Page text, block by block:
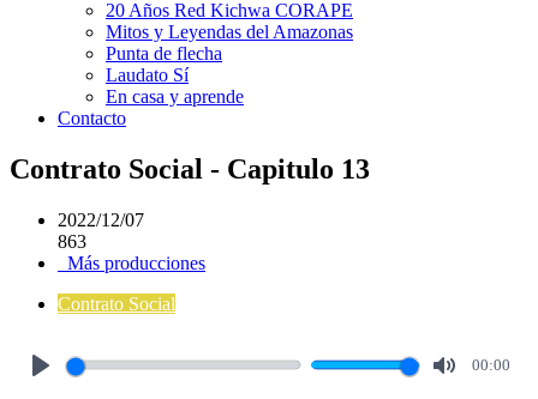
20 Años Red Kichwa CORAPE
Mitos y Leyendas del Amazonas
Punta de flecha
Laudato Sí
En casa y aprende
Contacto
Contrato Social - Capitulo 13
2022/12/07
863
Más producciones
Contrato Social
00:00